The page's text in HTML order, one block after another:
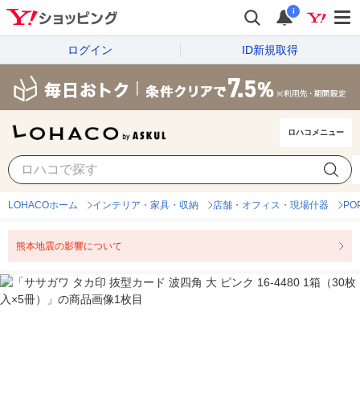
i
ログイン ID新規取得
ロハコメニュー
LOHACOホーム インテリア・家具・収納 店舗・オフィス・現場什器
熊本地震の影響について